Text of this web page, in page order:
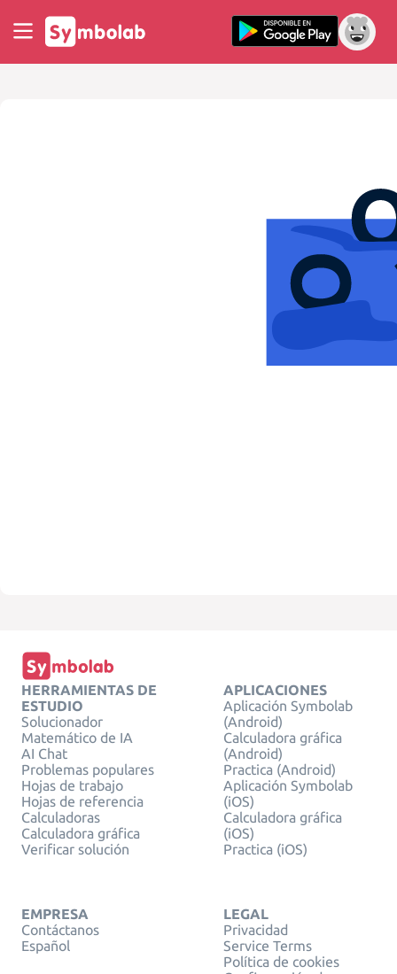
HERRAMIENTAS DE
ESTUDIO
Solucionador
Matemático de IA
AI Chat
Problemas populares
Hojas de trabajo
Hojas de referencia
Calculadoras
Calculadora gráfica
Verificar solución
APLICACIONES
Aplicación Symbolab
(Android)
Calculadora gráfica
(Android)
Practica (Android)
Aplicación Symbolab
(iOS)
Calculadora gráfica
(iOS)
Practica (iOS)
EMPRESA
Contáctanos
Español
LEGAL
Privacidad
Service Terms
Política de cookies